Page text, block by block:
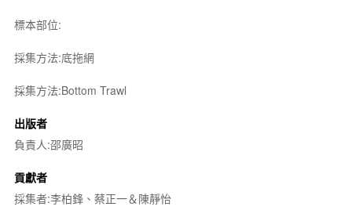
標本部位:
採集方法:底拖網
採集方法:Bottom Trawl
出版者
負責人:邵廣昭
貢獻者
採集者:李柏鋒、蔡正一＆陳靜怡